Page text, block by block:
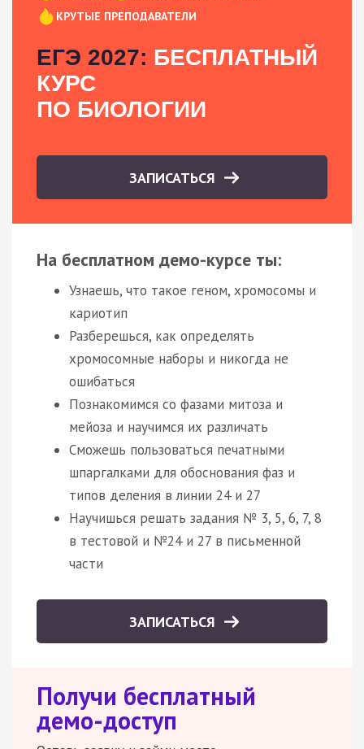
КРУТЫЕ ПРЕПОДАВАТЕЛИ
ЕГЭ 2027: БЕСПЛАТНЫЙ
КУРС
ПО БИОЛОГИИ
ЗАПИСАТЬСЯ
На бесплатном демо-курсе ты:
Узнаешь, что такое геном, хромосомы и
кариотип
Разберешься, как определять
хромосомные наборы и никогда не
ошибаться
Познакомимся со фазами митоза и
мейоза и научимся их различать
Сможешь пользоваться печатными
шпаргалками для обоснования фаз и
типов деления в линии 24 и 27
Научишься решать задания № 3, 5, 6, 7, 8
в тестовой и №24 и 27 в письменной
части
ЗАПИСАТЬСЯ
Получи бесплатный
демо-доступ